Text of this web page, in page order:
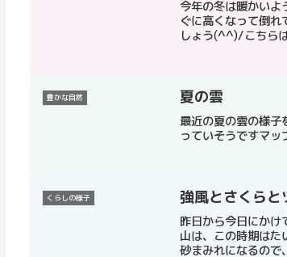
今年の冬は暖かいよ
ぐに高くなって倒
しょう(^^)/こちら
豊かな自然 夏の雲
最近の夏の雲の様子
っていそうですマ
くらしの様子 強風とさくらと
昨日から今日にかけ
山は、この時期はた
砂まみれになるので